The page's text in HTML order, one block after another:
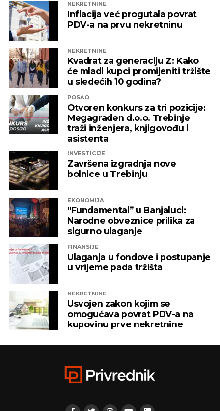
NEKRETNINE
Inflacija već progutala povrat
PDV-a na prvu nekretninu
NEKRETNINE
Kvadrat za generaciju Z: Kako
će mladi kupci promijeniti tržište
u sledećih 10 godina?
POSAO
Otvoren konkurs za tri pozicije:
Megagraden d.o.o. Trebinje
traži inženjera, knjigovođu i
asistenta
INVESTICIJE
Završena izgradnja nove
bolnice u Trebinju
EKONOMIJA
“Fundamental” u Banjaluci:
Narodne obveznice prilika za
sigurno ulaganje
FINANSIJE
Ulaganja u fondove i postupanje
u vrijeme pada tržišta
NEKRETNINE
Usvojen zakon kojim se
omogućava povrat PDV-a na
kupovinu prve nekretnine